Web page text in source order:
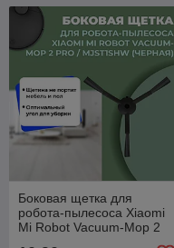
Боковая щетка для
робота-пылесоса Xiaomi
Mi Robot Vacuum-Mop 2
Pro, черная (MJST1SHW)